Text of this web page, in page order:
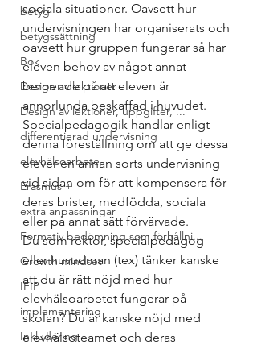
betyg
betygssättning
Bok
Design av lektioner
Design av lektioner, uppgifter, ...
differentierad undervisning
elevhälsoarbete
Erasmus +
extra anpassningar
Formativ bedömning som förhållni...
Growth mindset
IFIP
implementering
Inkludering
sociala situationer. Oavsett hur
undervisningen har organiserats och
oavsett hur gruppen fungerar så har
eleven behov av något annat
beroende på att eleven är
annorlunda beskaffad i huvudet.
Specialpedagogik handlar enligt
denna föreställning om att ge dessa
elever en annan sorts undervisning
vid sidan om för att kompensera för
deras brister, medfödda, sociala
eller på annat sätt förvärvade.
Du som rektor, specialpedagog
eller huvudman (tex) tänker kanske
att du är rätt nöjd med hur
elevhälsoarbetet fungerar på
skolan? Du är kanske nöjd med
elevhälsoteamet och deras